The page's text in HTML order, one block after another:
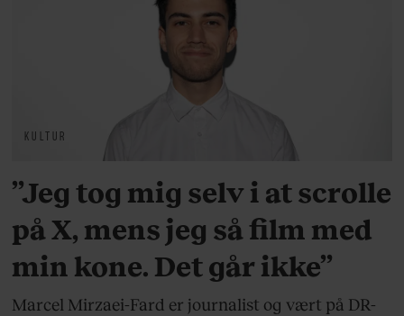
KULTUR
”Jeg tog mig selv i at scrolle
på X, mens jeg så film med
min kone. Det går ikke”
Marcel Mirzaei-Fard er journalist og vært på DR-